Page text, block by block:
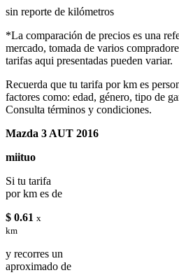
sin reporte de kilómetros
*La comparación de precios es una
mercado, tomada de varios
tarifas aqui presentadas pueden variar.
Recuerda que tu tarifa por km es
factores como: edad, género, tipo de
Consulta términos y condiciones.
Mazda 3 AUT 2016
miituo
Si tu tarifa
por km es de
$ 0.61 x
km
y recorres un
aproximado de